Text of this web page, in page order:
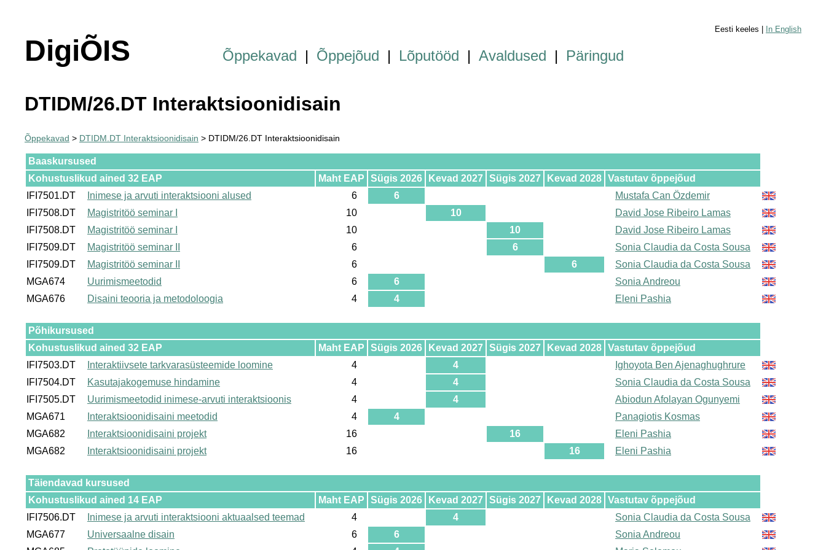
Eesti keeles | In English
DigiÕIS Õppekavad | Õppejõud | Lõputööd | Avaldused | Päringud
DTIDM/26.DT Interaktsioonidisain
Õppekavad > DTIDM.DT Interaktsioonidisain > DTIDM/26.DT Interaktsioonidisain
Baaskursused
Kohustuslikud ained 32 EAP
Maht EAP Sügis 2026 Kevad 2027 Sügis 2027 Kevad 2028 Vastutav õppejõud
IFI7501.DT
Inimese ja arvuti interaktsiooni alused 6 6
Mustafa Can Özdemir
IFI7508.DT
Magistritöö seminar I 10 10
David Jose Ribeiro Lamas
IFI7508.DT
Magistritöö seminar I 10 10
David Jose Ribeiro Lamas
IFI7509.DT
Magistritöö seminar II 6 6
Sonia Claudia da Costa Sousa
IFI7509.DT
Magistritöö seminar II 6 6
Sonia Claudia da Costa Sousa
MGA674
Uurimismeetodid 6 6
Sonia Andreou
MGA676
Disaini teooria ja metodoloogia 4 4 Eleni Pashia
Põhikursused
Kohustuslikud ained 32 EAP
Maht EAP Sügis 2026 Kevad 2027 Sügis 2027 Kevad 2028 Vastutav õppejõud
IFI7503.DT
Interaktiivsete tarkvarasüsteemide loomine 4 4
Ighoyota Ben Ajenaghughrure
IFI7504.DT
Kasutajakogemuse hindamine 4 4
Sonia Claudia da Costa Sousa
IFI7505.DT
Uurimismeetodid inimese-arvuti interaktsioonis 4 4
Abiodun Afolayan Ogunyemi
MGA671
Interaktsioonidisaini meetodid 4 4
Panagiotis Kosmas
MGA682
Interaktsioonidisaini projekt 16 16
Eleni Pashia
MGA682
Interaktsioonidisaini projekt 16 16 Eleni Pashia
Täiendavad kursused
Kohustuslikud ained 14 EAP
Maht EAP Sügis 2026 Kevad 2027 Sügis 2027 Kevad 2028 Vastutav õppejõud
IFI7506.DT
Inimese ja arvuti interaktsiooni aktuaalsed teemad 4 4
Sonia Claudia da Costa Sousa
MGA677
Universaalne disain 6 6
Sonia Andreou